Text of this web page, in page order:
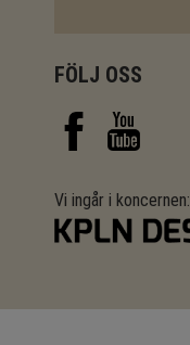
FÖLJ OSS
Vi ingår i koncernen: